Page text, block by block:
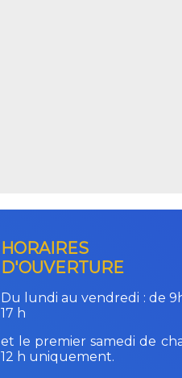
HORAIRES
D'OUVERTURE
Du lundi au vendredi : de
17 h
et le premier samedi de
12 h uniquement.